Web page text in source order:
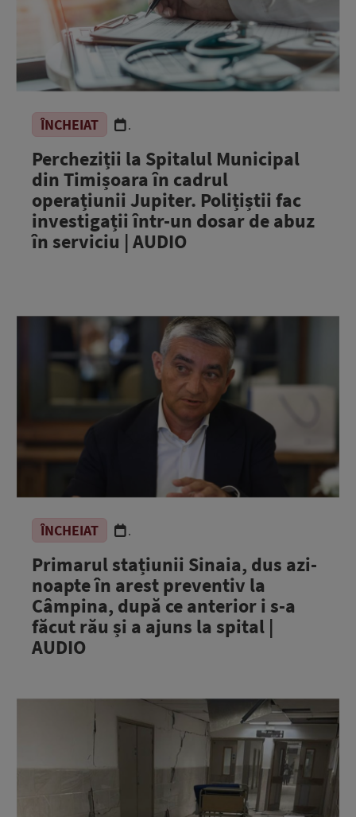
ÎNCHEIAT .
Percheziții la Spitalul Municipal
din Timișoara în cadrul
operațiunii Jupiter. Polițiștii fac
investigații într-un dosar de abuz
în serviciu | AUDIO
ÎNCHEIAT .
Primarul stațiunii Sinaia, dus azi-
noapte în arest preventiv la
Câmpina, după ce anterior i s-a
făcut rău și a ajuns la spital |
AUDIO